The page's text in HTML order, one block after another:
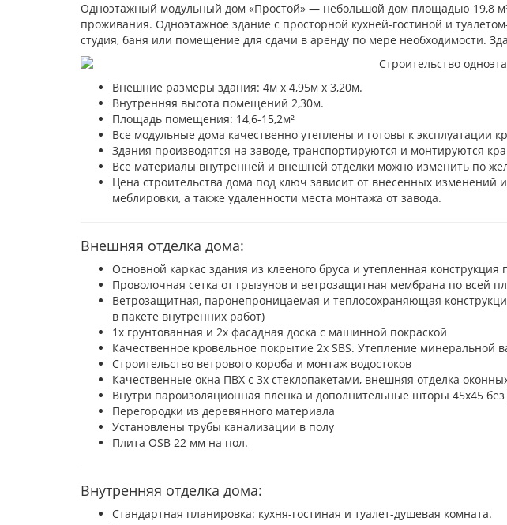
Одноэтажный модульный дом «Простой» — небольшой дом площадью 19,8
проживания. Одноэтажное здание с просторной кухней-гостиной и
студия, баня или помещение для сдачи в аренду по мере необходимости.
Внешние размеры здания: 4м х 4,95м х 3,20м.
Внутренняя высота помещений 2,30м.
Площадь помещения: 14,6-15,2м²
Все модульные дома качественно утеплены и готовы к эксплуатации
Здания производятся на заводе, транспортируются и монтируются
Все материалы внутренней и внешней отделки можно изменить по
Цена строительства дома под ключ зависит от внесенных изменений
меблировки, а также удаленности места монтажа от завода.
Внешняя отделка дома:
Основной каркас здания из клееного бруса и утепленная
Проволочная сетка от грызунов и ветрозащитная мембрана по всей
Ветрозащитная, паронепроницаемая и теплосохраняющая
в пакете внутренних работ)
1x грунтованная и 2x фасадная доска с машинной покраской
Качественное кровельное покрытие 2x SBS. Утепление минеральной
Строительство ветрового короба и монтаж водостоков
Качественные окна ПВХ с 3х стеклопакетами, внешняя отделка
Внутри пароизоляционная пленка и дополнительные шторы 45х45 без
Перегородки из деревянного материала
Установлены трубы канализации в полу
Плита OSB 22 мм на пол.
Внутренняя отделка дома:
Стандартная планировка: кухня-гостиная и туалет-душевая комната.